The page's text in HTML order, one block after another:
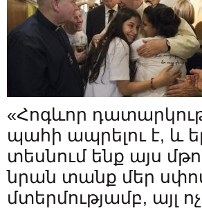
«Հոգևոր
պահի ապրելու է, և
տեսնում ենք այս
նրան տանք մեր
մտերմությամբ, այլ